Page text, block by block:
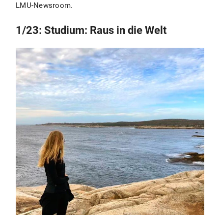
LMU-Newsroom.
1/23: Studium: Raus in die Welt